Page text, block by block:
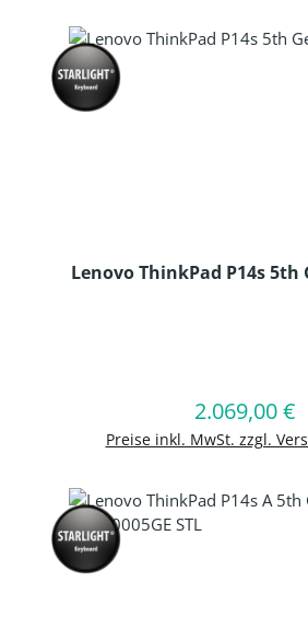
Lenovo ThinkPad P14s 5th
Regulärer
2.069,00 €
Preise inkl. MwSt. zzgl.
In den Warenkorb